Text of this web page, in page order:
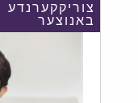
צוריקקערנדע
באנוצער